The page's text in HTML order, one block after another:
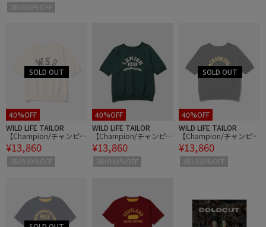
2BUY10%OFF
40%OFF
WILD LIFE TAILOR
【Champion/チャンピオ
ン】CRSS SHORT SLEEV
E SWEATSHIRT
¥13,860
2BUY10%OFF
40%OFF
WILD LIFE TAILOR
【Champion/チャンピオ
ン】CRSS SHORT SLEEV
E SWEATSHIRT
¥13,860
2BUY10%OFF
40%OFF
WILD LIFE TAILOR
【Champion/チャンピオ
ン】CRSS SHORT SLEEV
E SWEATSHIRT
¥13,860
2BUY10%OFF